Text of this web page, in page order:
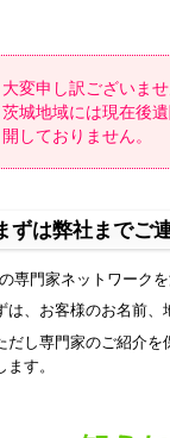
大変申し訳ございませ
茨城地域には現在後
開しておりません。
ずは弊社までご
専門家ネットワーク
は、お客様のお名前
だし専門家のご紹介を
ます。